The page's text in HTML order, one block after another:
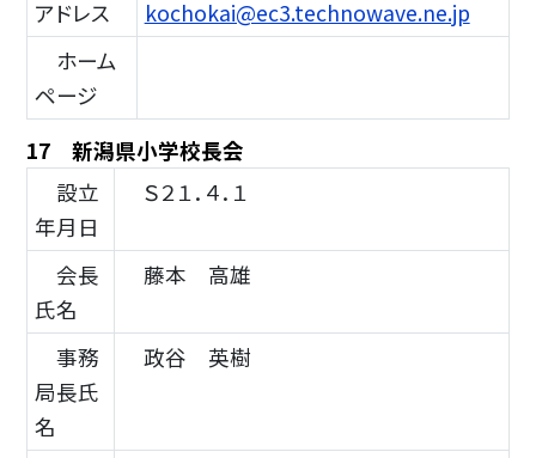
アドレス
kochokai@ec3.technowave.ne.jp
ホーム
ページ
17 新潟県小学校長会
設立
年月日
Ｓ２１．４．１
会長
氏名
藤本 高雄
事務
局長氏
名
政谷 英樹